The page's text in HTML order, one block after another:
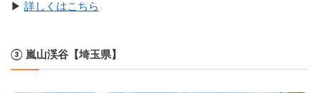
▶︎ 詳しくはこちら
③ 嵐山渓谷【埼玉県】